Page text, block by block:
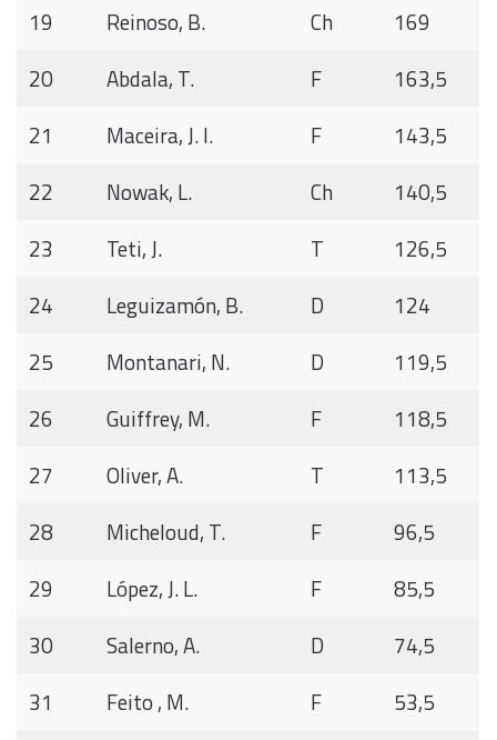
19
Reinoso, B. Ch
169
20
Abdala, T. F
163,5
21
Maceira, J. I. F
143,5
22
Nowak, L. Ch
140,5
23
Teti, J. T
126,5
24
Leguizamón, B. D
124
25
Montanari, N. D
119,5
26
Guiffrey, M. F
118,5
27
Oliver, A. T
113,5
28
Micheloud, T. F
96,5
29
López, J. L. F
85,5
30
Salerno, A. D
74,5
31
Feito , M. F
53,5